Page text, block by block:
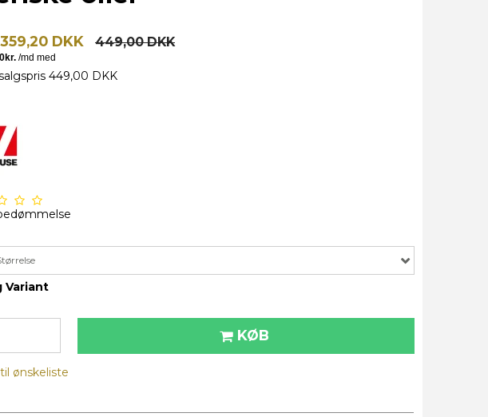
359,20 DKK 449,00 DKK
449,00 DKK
Variant
KØB
ønskeliste